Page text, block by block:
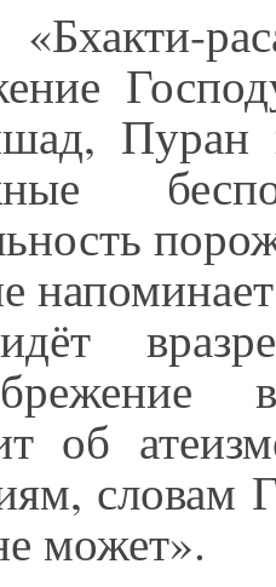
Пуран
об
словам
может».